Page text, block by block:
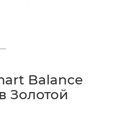
Balance
Золотой